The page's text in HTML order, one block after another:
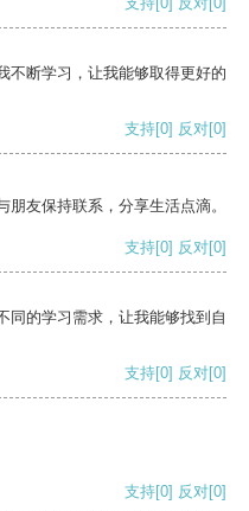
不断学习，让我能够取得更好的
支持[0] 反对[0]
友保持联系，分享生活点滴。
支持[0] 反对[0]
同的学习需求，让我能够找到自
支持[0] 反对[0]
支持[0] 反对[0]